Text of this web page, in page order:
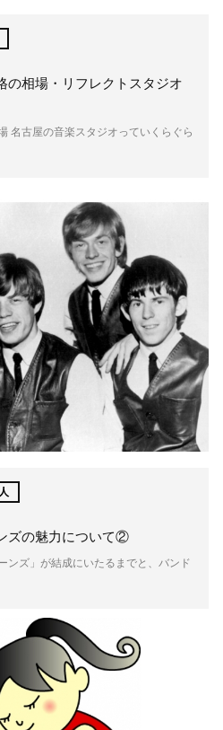
の相場・リフレクトスタジオ
名古屋の音楽スタジオっていくらぐら
ズの魅力について②
ンズ」が結成にいたるまでと、バンド